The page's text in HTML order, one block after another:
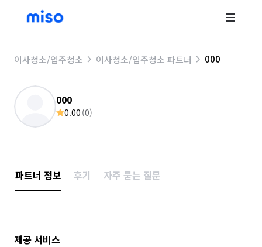
이사청소/입주청소 이사청소/입주청소 파트너 000
000
0.00 (0)
파트너 정보 후기 자주 묻는 질문
제공 서비스